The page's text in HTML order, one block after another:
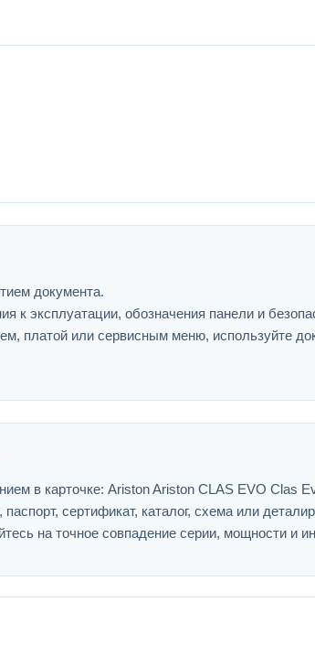
документа.
к эксплуатации, обозначения панели и
платой или сервисным меню, используйте
в карточке: Ariston Ariston CLAS EVO Clas
сертификат, каталог, схема или
на точное совпадение серии, мощности и